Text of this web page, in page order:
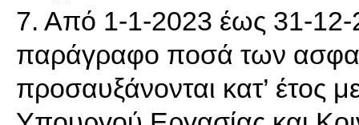
7. Από 1-1-2023 έως 31-12-
παράγραφο ποσά των
προσαυξάνονται κατ’ έτος